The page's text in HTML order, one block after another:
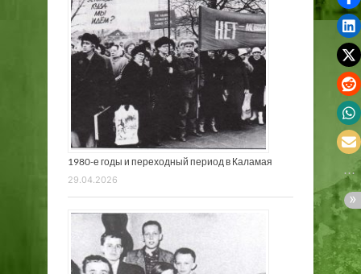
1980-е годы и переходный период в Каламая
29.04.2026